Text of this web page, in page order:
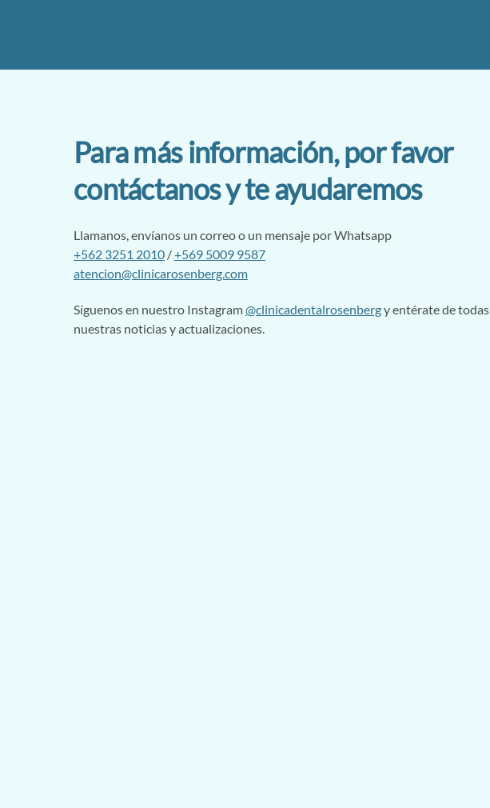
Para más información, por favor
contáctanos y te ayudaremos
Llamanos, envíanos un correo o un mensaje por Whatsapp
+562 3251 2010 /+569 5009 9587
atencion@clinicarosenberg.com
Síguenos en nuestro Instagram@clinicadentalrosenbergy entérate de todas
nuestras noticias y actualizaciones.